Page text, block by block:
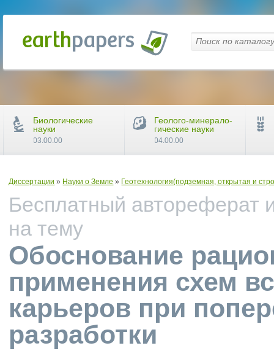
Диссертации » Науки о Земле » Геотехнология(подземная, открытая и
Бесплатный автореферат
на тему
Обоснование
применения схем
карьеров при
разработки
Биологические
науки
03.00.00
Геолого-минерало-
гические науки
04.00.00